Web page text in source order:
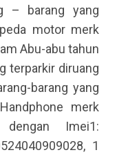
– barang yang
motor merk
Abu-abu tahun
terparkir diruang
barang yang
merk
Imei1:
1